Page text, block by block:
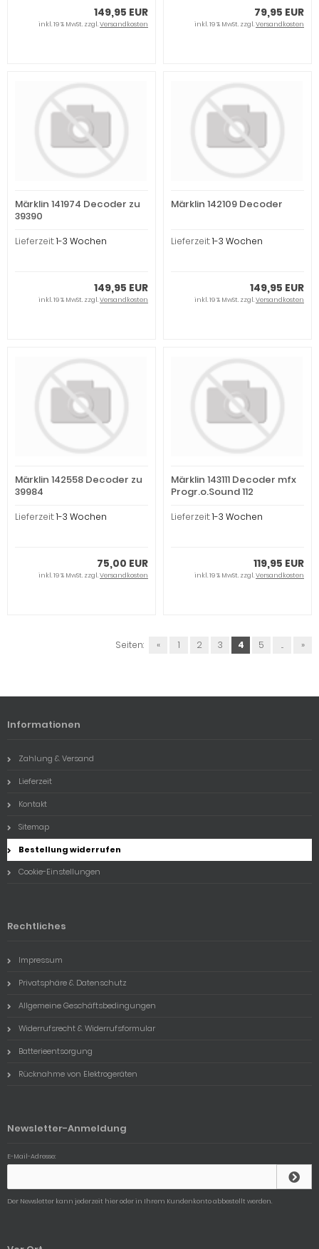
149,95 EUR
inkl. 19 % MwSt. zzgl.Versandkosten
79,95 EUR
inkl. 19 % MwSt. zzgl.Versandkosten
Märklin 141974 Decoder zu
39390
Lieferzeit:1-3 Wochen
149,95 EUR
inkl. 19 % MwSt. zzgl.Versandkosten
Märklin 142109 Decoder
Lieferzeit:1-3 Wochen
149,95 EUR
inkl. 19 % MwSt. zzgl.Versandkosten
Märklin 142558 Decoder zu
39984
Lieferzeit:1-3 Wochen
75,00 EUR
inkl. 19 % MwSt. zzgl.Versandkosten
Märklin 143111 Decoder mfx
Progr.o.Sound 112
Lieferzeit:1-3 Wochen
119,95 EUR
inkl. 19 % MwSt. zzgl.Versandkosten
Seiten: « 1 2 3 4 5 ... »
Informationen
Zahlung & Versand
Lieferzeit
Kontakt
Sitemap
Bestellung widerrufen
Cookie-Einstellungen
Rechtliches
Impressum
Privatsphäre & Datenschutz
Allgemeine Geschäftsbedingungen
Widerrufsrecht & Widerrufsformular
Batterieentsorgung
Rücknahme von Elektrogeräten
Newsletter-Anmeldung
E-Mail-Adresse:
Der Newsletter kann jederzeit hier oder in Ihrem Kundenkonto abbestellt werden.